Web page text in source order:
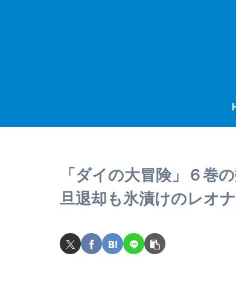
「ダイの大冒険」６巻
旦退却も氷漬けのレオ